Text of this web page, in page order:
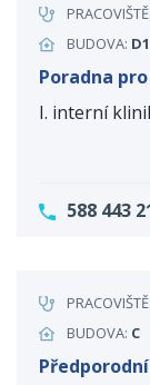
PRACOVIŠTĚ:
BUDOVA: D1
Poradna
I. interní
588 443
PRACOVIŠTĚ:
BUDOVA: C